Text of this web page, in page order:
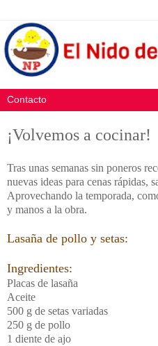
¡Volvemos a cocinar!
Tras unas semanas sin poneros
nuevas ideas para cenas rápidas,
Aprovechando la temporada,
y manos a la obra.
Lasaña de pollo y setas:
Ingredientes:
Placas de lasaña
Aceite
500 g de setas variadas
250 g de pollo
1 diente de ajo